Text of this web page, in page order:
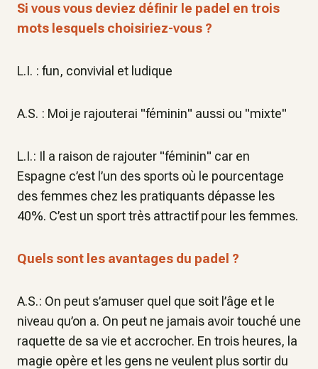
Si vous vous deviez définir le padel en trois
mots lesquels choisiriez-vous ?
L.I. : fun, convivial et ludique
A.S. : Moi je rajouterai "féminin" aussi ou "mixte"
L.I.: Il a raison de rajouter "féminin" car en
Espagne c’est l’un des sports où le pourcentage
des femmes chez les pratiquants dépasse les
40%. C’est un sport très attractif pour les femmes.
Quels sont les avantages du padel ?
A.S.: On peut s’amuser quel que soit l’âge et le
niveau qu’on a. On peut ne jamais avoir touché une
raquette de sa vie et accrocher. En trois heures, la
magie opère et les gens ne veulent plus sortir du